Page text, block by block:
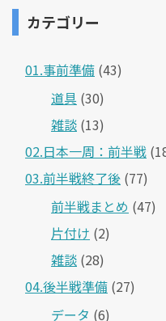
カテゴリー
01.事前準備 (43)
道具 (30)
雑談 (13)
02.日本一周：前半戦
03.前半戦終了後 (77)
前半戦まとめ (47)
片付け (2)
雑談 (28)
04.後半戦準備 (27)
データ (6)